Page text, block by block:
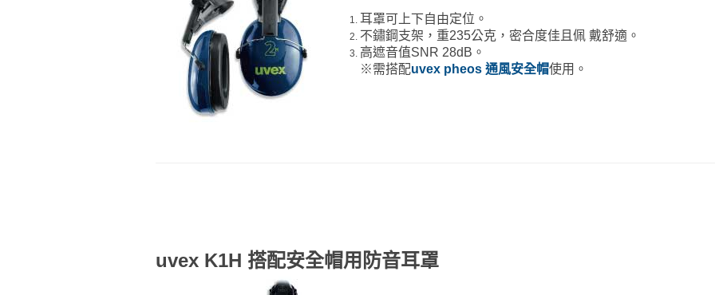
耳罩可上下自由定位。
不鏽鋼支架，重235公克，密合度佳且佩 戴舒適。
高遮音值SNR 28dB。
※需搭配uvex pheos 通風安全帽使用。
uvex K1H 搭配安全帽用防音耳罩